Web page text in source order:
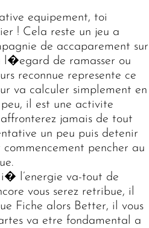
equipement, toi
! Cela reste un jeu a
de accaparement sur
l�egard de ramasser ou
reconnue represente ce
va calculer simplement en
il est une activite
jamais de tout
un peu puis detenir
pencher au
l’energie va-tout de
vous serez retribue, il
Fiche alors Better, il vous
va etre fondamental a